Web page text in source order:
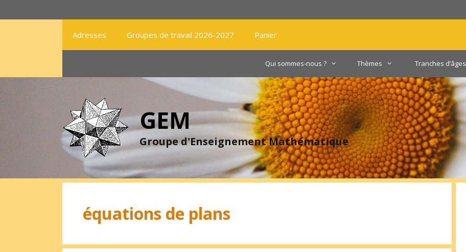
Adresses Groupes de travail 2026-2027 Panier
Qui sommes-nous ? Thèmes Tranches d’âges
GEM
Groupe d'Enseignement Mathématique
équations de plans